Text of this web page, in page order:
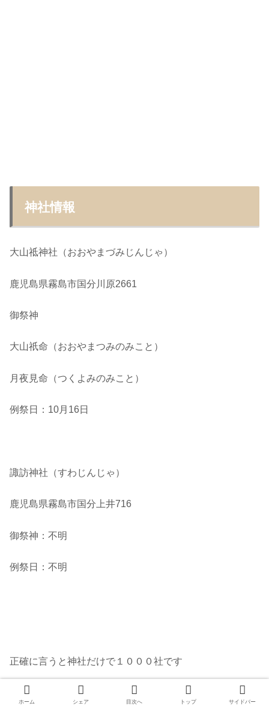
神社情報
大山祗神社（おおやまづみじんじゃ）
鹿児島県霧島市国分川原2661
御祭神
大山祇命（おおやまつみのみこと）
月夜見命（つくよみのみこと）
例祭日：10月16日
諏訪神社（すわじんじゃ）
鹿児島県霧島市国分上井716
御祭神：不明
例祭日：不明
正確に言うと神社だけで１０００社です
今日で 812社目と813社目の
ホーム シェア 目次へ トップ サイドバー